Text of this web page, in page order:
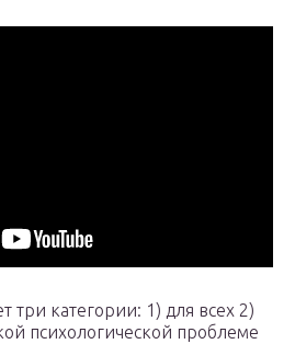
три категории: 1) для всех 2)
психологической проблеме